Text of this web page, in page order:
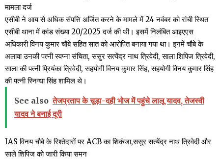
मामला दर्ज
एसीबी ने आय से अधिक संपत्ति अर्जित करने के मामले में 24 नवंबर को रांची स्थित
एसीबी थाना में कांड संख्या 20/2025 दर्ज की थी। इसमें निलंबित आइएएस
अधिकारी विनय कुमार चौबे सहित सात को आरोपित बनाया गया था। इनमें चौबे के
अलावा उनकी पत्नी स्वप्ना संचिता, ससुर सत्येंद्र नाथ त्रिवेदी, साला शिपिज त्रिवेदी,
साला की पत्नी प्रियंका त्रिवेदी, सहयोगी विनय कुमार सिंह, सहयोगी विनय कुमार सिंह
की पत्नी स्निग्धा सिंह शामिल थे।
See also तेजप्रताप के चूड़ा-दही भोज में पहुंचे लालू यादव, तेजस्वी
यादव ने बनाई दूरी
IAS विनय चौबे के रिश्तेदारों पर ACB का शिकंजा,ससुर सत्येंद्र नाथ त्रिवेदी और
साले शिपिज को जारी किया समन